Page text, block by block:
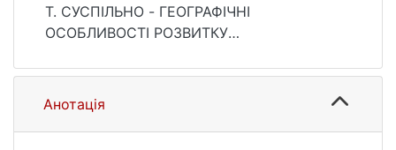
ПОДІЛЬСЬКОГО СУСПІЛЬНО-
ГЕОГРАФІЧНОГО РАЙОНУ. Ekonomichna ta
https://doi.org/10.17721/2413-
T. СУСПІЛЬНО - ГЕОГРАФІЧНІ
ОСОБЛИВОСТІ РОЗВИТКУ
ПОДІЛЬСЬКОГО СУСПІЛЬНО-
ГЕОГРАФІЧНОГО РАЙОНУ. Ekonomichna ta
Sotsialna Geografiya. 2014. Т. 70. С. 205—
Анотація